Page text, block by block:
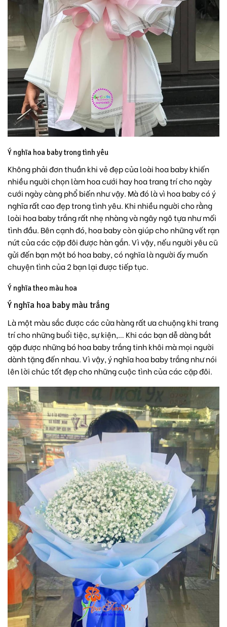
Ý nghĩa hoa baby trong tình yêu
Không phải đơn thuần khi vẻ đẹp của loài hoa baby khiến
nhiều người chọn làm hoa cưới hay hoa trang trí cho ngày
cưới ngày càng phổ biến như vậy. Mà đó là vì hoa baby có ý
nghĩa rất cao đẹp trong tình yêu. Khi nhiều người cho rằng
loài hoa baby trắng rất nhẹ nhàng và ngây ngô tựa như mối
tình đầu. Bên cạnh đó, hoa baby còn giúp cho những vết rạn
nứt của các cặp đôi được hàn gắn. Vì vậy, nếu người yêu cũ
gửi đến bạn một bó hoa baby, có nghĩa là người ấy muốn
chuyện tình của 2 bạn lại được tiếp tục.
Ý nghĩa theo màu hoa
Ý nghĩa hoa baby màu trắng
Là một màu sắc được các cửa hàng rất ưa chuộng khi trang
trí cho những buổi tiệc, sự kiện,… Khi các bạn dễ dàng bắt
gặp được những bó hoa baby trắng tinh khôi mà mọi người
dành tặng đến nhau. Vì vậy, ý nghĩa hoa baby trắng như nói
lên lời chúc tốt đẹp cho những cuộc tình của các cặp đôi.